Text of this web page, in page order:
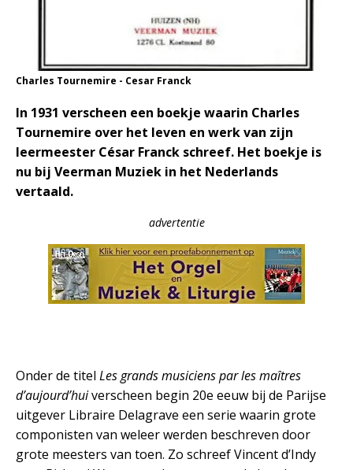
Charles Tournemire - Cesar Franck
In 1931 verscheen een boekje waarin Charles
Tournemire over het leven en werk van zijn
leermeester César Franck schreef. Het boekje is
nu bij Veerman Muziek in het Nederlands
vertaald.
advertentie
Onder de titel Les grands musiciens par les maîtres
d’aujourd’huiverscheen begin 20e eeuw bij de Parijse
uitgever Libraire Delagrave een serie waarin grote
componisten van weleer werden beschreven door
grote meesters van toen. Zo schreef Vincent d’Indy